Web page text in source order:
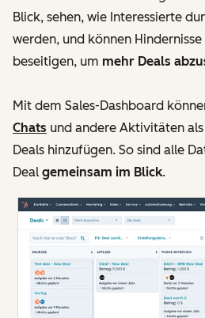
Blick, sehen, wie Interessierte
werden, und können
beseitigen, um mehr Deals
Mit dem Sales-Dashboard
Chats und andere Aktivitäten
Deals hinzufügen. So sind alle
Deal gemeinsam im Blick.